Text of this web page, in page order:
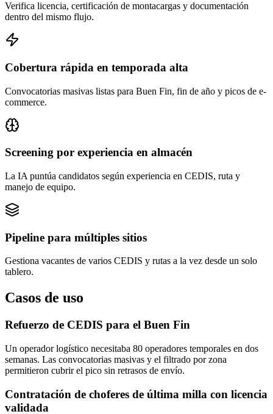
Verifica licencia, certificación de montacargas y documentación
dentro del mismo flujo.
Cobertura rápida en temporada alta
Convocatorias masivas listas para Buen Fin, fin de año y picos de e-
commerce.
Screening por experiencia en almacén
La IA puntúa candidatos según experiencia en CEDIS, ruta y
manejo de equipo.
Pipeline para múltiples sitios
Gestiona vacantes de varios CEDIS y rutas a la vez desde un solo
tablero.
Casos de uso
Refuerzo de CEDIS para el Buen Fin
Un operador logístico necesitaba 80 operadores temporales en dos
semanas. Las convocatorias masivas y el filtrado por zona
permitieron cubrir el pico sin retrasos de envío.
Contratación de choferes de última milla con licencia
validada